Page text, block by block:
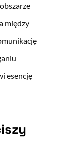
między
esencję